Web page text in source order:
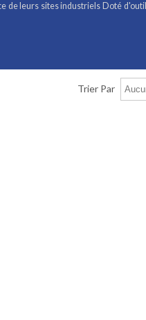
leurs sites industriels Doté
Trier Par